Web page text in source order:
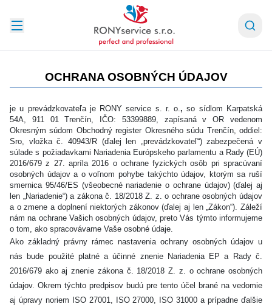
OCHRANA OSOBNÝCH ÚDAJOV
je u prevádzkovateľa je RONY service s. r. o. , so sídlom Karpatská
54A, 911 01 Trenčín, IČO: 53399889, zapísaná v OR vedenom
Okresným súdom Obchodný register Okresného súdu Trenčín, oddiel:
Sro, vložka č. 40943/R (ďalej len „prevádzkovateľ“) zabezpečená v
súlade s požiadavkami Nariadenia Európskeho parlamentu a Rady (EÚ)
2016/679 z 27. apríla 2016 o ochrane fyzických osôb pri spracúvaní
osobných údajov a o voľnom pohybe takýchto údajov, ktorým sa ruší
smernica 95/46/ES (všeobecné nariadenie o ochrane údajov) (ďalej aj
len „Nariadenie“) a zákona č. 18/2018 Z. z. o ochrane osobných údajov
a o zmene a doplnení niektorých zákonov (ďalej aj len „Zákon“). Záleží
nám na ochrane Vašich osobných údajov, preto Vás týmto informujeme
o tom, ako spracovávame Vaše osobné údaje.
Ako základný právny rámec nastavenia ochrany osobných údajov u
nás bude použité platné a účinné znenie Nariadenia EP a Rady č.
2016/679 ako aj znenie zákona č. 18/2018 Z. z. o ochrane osobných
údajov. Okrem týchto predpisov budú pre tento účel brané na vedomie
aj úpravy noriem ISO 27001, ISO 27000, ISO 31000 a prípadne ďalšie